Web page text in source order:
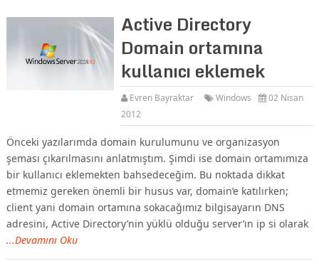
Active Directory
Domain ortamına
kullanıcı eklemek
Evren Bayraktar Windows
02 Nisan
2012
Önceki yazılarımda domain kurulumunu ve organizasyon
şeması çıkarılmasını anlatmıştım. Şimdi ise domain ortamımıza
bir kullanıcı eklemekten bahsedeceğim. Bu noktada dikkat
etmemiz gereken önemli bir husus var, domain’e katılırken;
client yani domain ortamına sokacağımız bilgisayarın DNS
adresini, Active Directory’nin yüklü olduğu server’ın ip si olarak
...Devamını Oku